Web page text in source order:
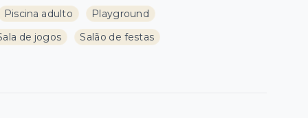
Piscina adulto
Playground
de jogos
Salão de festas